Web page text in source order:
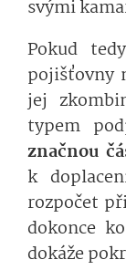
svými
Pokud
pojišťovny
jej
typem
značnou
k
rozpočet
dokonce
dokáže